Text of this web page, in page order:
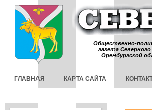
Общественно-
газета Северного
Оренбургской
ГЛАВНАЯ КАРТА САЙТА